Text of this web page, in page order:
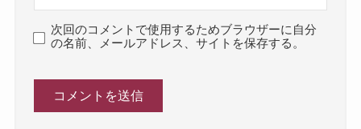
次回のコメントで使用するためブラウザーに自分
の名前、メールアドレス、サイトを保存する。